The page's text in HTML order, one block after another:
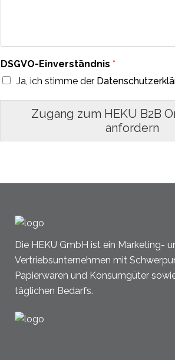
DSGVO-Einverständnis *
Ja, ich stimme der
Zugang zum HEKU B2B
anfordern
Die HEKU GmbH ist ein Marketing-
Vertriebsunternehmen mit
Papierwaren und Konsumgüter
täglichen Bedarfs.